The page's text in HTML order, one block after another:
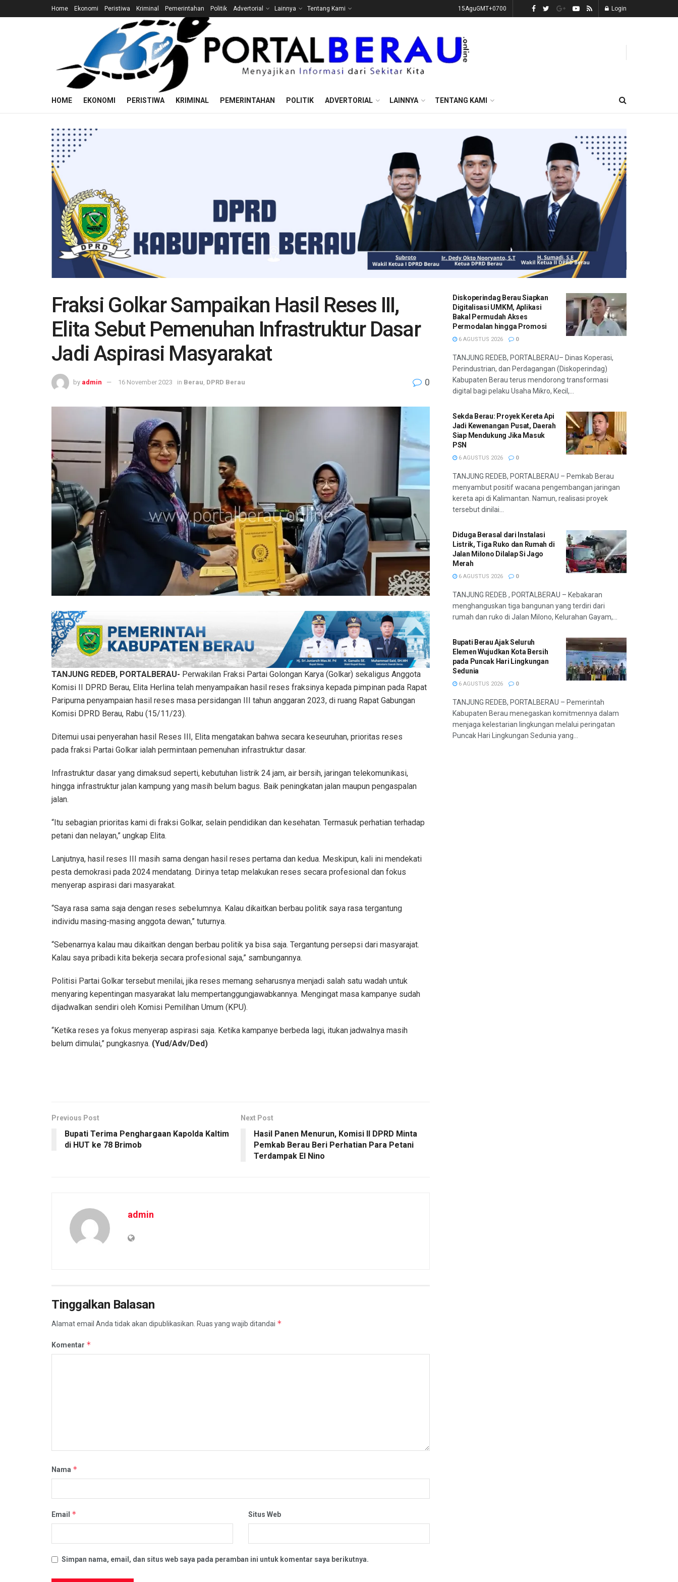
Home Ekonomi Peristiwa Kriminal Pemerintahan Politik Advertorial Lainnya Tentang Kami 15AguGMT+0700 Login
HOME EKONOMI PERISTIWA KRIMINAL PEMERINTAHAN POLITIK ADVERTORIAL LAINNYA TENTANG KAMI
Fraksi Golkar Sampaikan Hasil Reses III,
Elita Sebut Pemenuhan Infrastruktur Dasar
Jadi Aspirasi Masyarakat
by admin 16 November 2023 in Berau, DPRD Berau 0
TANJUNG REDEB, PORTALBERAU- Perwakilan Fraksi Partai Golongan Karya (Golkar) sekaligus Anggota
Komisi II DPRD Berau, Elita Herlina telah menyampaikan hasil reses fraksinya kepada pimpinan pada Rapat
Paripurna penyampaian hasil reses masa persidangan III tahun anggaran 2023, di ruang Rapat Gabungan
Komisi DPRD Berau, Rabu (15/11/23).
Ditemui usai penyerahan hasil Reses III, Elita mengatakan bahwa secara keseuruhan, prioritas reses
pada fraksi Partai Golkar ialah permintaan pemenuhan infrastruktur dasar.
Infrastruktur dasar yang dimaksud seperti, kebutuhan listrik 24 jam, air bersih, jaringan telekomunikasi,
hingga infrastruktur jalan kampung yang masih belum bagus. Baik peningkatan jalan maupun pengaspalan
jalan.
“Itu sebagian prioritas kami di fraksi Golkar, selain pendidikan dan kesehatan. Termasuk perhatian terhadap
petani dan nelayan,” ungkap Elita.
Lanjutnya, hasil reses III masih sama dengan hasil reses pertama dan kedua. Meskipun, kali ini mendekati
pesta demokrasi pada 2024 mendatang. Dirinya tetap melakukan reses secara profesional dan fokus
menyerap aspirasi dari masyarakat.
“Saya rasa sama saja dengan reses sebelumnya. Kalau dikaitkan berbau politik saya rasa tergantung
individu masing-masing anggota dewan,” tuturnya.
“Sebenarnya kalau mau dikaitkan dengan berbau politik ya bisa saja. Tergantung persepsi dari masyarajat.
Kalau saya pribadi kita bekerja secara profesional saja,” sambungannya.
Politisi Partai Golkar tersebut menilai, jika reses memang seharusnya menjadi salah satu wadah untuk
menyaring kepentingan masyarakat lalu mempertanggungjawabkannya. Mengingat masa kampanye sudah
dijadwalkan sendiri oleh Komisi Pemilihan Umum (KPU).
“Ketika reses ya fokus menyerap aspirasi saja. Ketika kampanye berbeda lagi, itukan jadwalnya masih
belum dimulai,” pungkasnya. (Yud/Adv/Ded)
Previous Post
Bupati Terima Penghargaan Kapolda Kaltim
di HUT ke 78 Brimob
Next Post
Hasil Panen Menurun, Komisi II DPRD Minta
Pemkab Berau Beri Perhatian Para Petani
Terdampak El Nino
admin
Tinggalkan Balasan
Alamat email Anda tidak akan dipublikasikan. Ruas yang wajib ditandai *
Komentar *
Nama *
Email * Situs Web
Simpan nama, email, dan situs web saya pada peramban ini untuk komentar saya berikutnya.
Diskoperindag Berau Siapkan
Digitalisasi UMKM, Aplikasi
Bakal Permudah Akses
Permodalan hingga Promosi
6 AGUSTUS 2026 0
TANJUNG REDEB, PORTALBERAU– Dinas Koperasi,
Perindustrian, dan Perdagangan (Diskoperindag)
Kabupaten Berau terus mendorong transformasi
digital bagi pelaku Usaha Mikro, Kecil,...
Sekda Berau: Proyek Kereta Api
Jadi Kewenangan Pusat, Daerah
Siap Mendukung Jika Masuk
PSN
6 AGUSTUS 2026 0
TANJUNG REDEB, PORTALBERAU – Pemkab Berau
menyambut positif wacana pengembangan jaringan
kereta api di Kalimantan. Namun, realisasi proyek
tersebut dinilai...
Diduga Berasal dari Instalasi
Listrik, Tiga Ruko dan Rumah di
Jalan Milono Dilalap Si Jago
Merah
6 AGUSTUS 2026 0
TANJUNG REDEB , PORTALBERAU – Kebakaran
menghanguskan tiga bangunan yang terdiri dari
rumah dan ruko di Jalan Milono, Kelurahan Gayam,...
Bupati Berau Ajak Seluruh
Elemen Wujudkan Kota Bersih
pada Puncak Hari Lingkungan
Sedunia
6 AGUSTUS 2026 0
TANJUNG REDEB, PORTALBERAU – Pemerintah
Kabupaten Berau menegaskan komitmennya dalam
menjaga kelestarian lingkungan melalui peringatan
Puncak Hari Lingkungan Sedunia yang...